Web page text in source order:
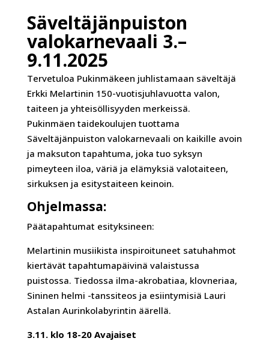
Säveltäjänpuiston
valokarnevaali 3.–
9.11.2025
Tervetuloa Pukinmäkeen juhlistamaan säveltäjä
Erkki Melartinin 150-vuotisjuhlavuotta valon,
taiteen ja yhteisöllisyyden merkeissä.
Pukinmäen taidekoulujen tuottama
Säveltäjänpuiston valokarnevaali on kaikille avoin
ja maksuton tapahtuma, joka tuo syksyn
pimeyteen iloa, väriä ja elämyksiä valotaiteen,
sirkuksen ja esitystaiteen keinoin.
Ohjelmassa:
Päätapahtumat esityksineen:
Melartinin musiikista inspiroituneet satuhahmot
kiertävät tapahtumapäivinä valaistussa
puistossa. Tiedossa ilma-akrobatiaa, klovneriaa,
Sininen helmi -tanssiteos ja esiintymisiä Lauri
Astalan Aurinkolabyrintin äärellä.
3.11. klo 18-20 Avajaiset